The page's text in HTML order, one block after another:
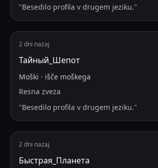
"Besedilo profila v drugem jeziku."
2 dni nazaj
Тайный_Шепот
Moški · išče moškega
Resna zveza
"Besedilo profila v drugem jeziku."
2 dni nazaj
Быстрая_Планета